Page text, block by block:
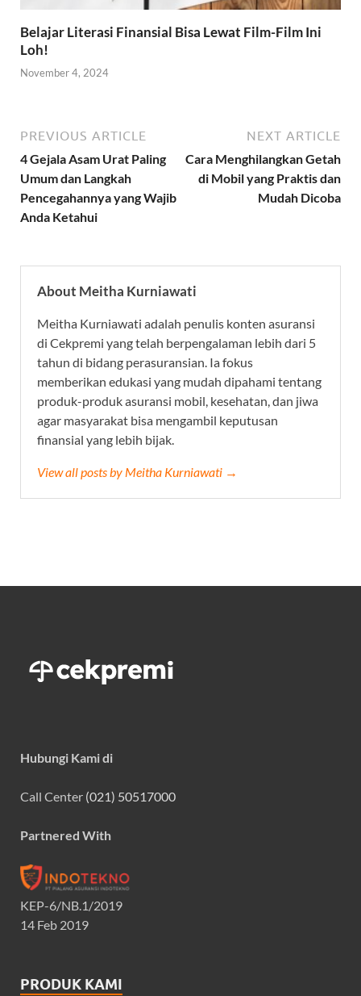
Belajar Literasi Finansial Bisa Lewat Film-Film Ini
Loh!
November 4, 2024
PREVIOUS ARTICLE
4 Gejala Asam Urat Paling
Umum dan Langkah
Pencegahannya yang Wajib
Anda Ketahui
NEXT ARTICLE
Cara Menghilangkan Getah
di Mobil yang Praktis dan
Mudah Dicoba
About Meitha Kurniawati
Meitha Kurniawati adalah penulis konten asuransi
di Cekpremi yang telah berpengalaman lebih dari 5
tahun di bidang perasuransian. Ia fokus
memberikan edukasi yang mudah dipahami tentang
produk-produk asuransi mobil, kesehatan, dan jiwa
agar masyarakat bisa mengambil keputusan
finansial yang lebih bijak.
View all posts by Meitha Kurniawati →
Hubungi Kami di
Call Center (021) 50517000
Partnered With
KEP-6/NB.1/2019
14 Feb 2019
PRODUK KAMI